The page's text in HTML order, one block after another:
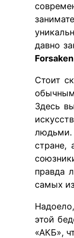
давно
Стоит
Здесь
людьми.
стране,
правда
самых
этой
«АКБ»,